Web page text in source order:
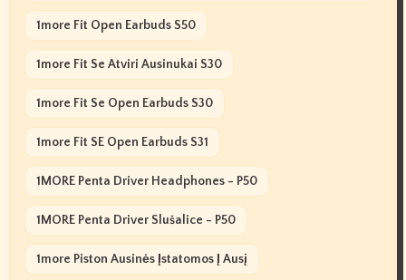
1more Fit Open Earbuds S50
1more Fit Se Atviri Ausinukai S30
1more Fit Se Open Earbuds S30
1more Fit SE Open Earbuds S31
1MORE Penta Driver Headphones - P50
1MORE Penta Driver Slušalice - P50
1more Piston Ausinės Įstatomos Į Ausį